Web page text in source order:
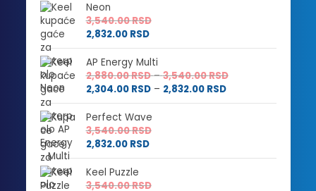
2,880.00 RSD
Neon
3,540.00RSD
2,832.00 RSD
AP Energy Multi
2,880.00RSD – 3,540.00RSDRaspon
od
2,304.00 RSD – 2,832.00 RSDRaspon
cena:
2,832.00 RSD
Perfect Wave
3,540.00RSD
2,832.00 RSD
Keel Puzzle
3,540.00RSD